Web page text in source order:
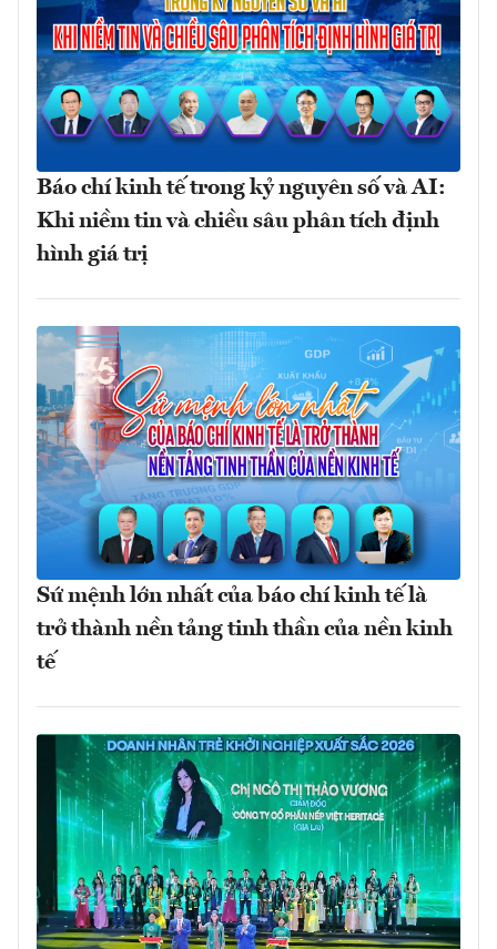
Báo chí kinh tế trong kỷ nguyên số và AI:
Khi niềm tin và chiều sâu phân tích định
hình giá trị
Sứ mệnh lớn nhất của báo chí kinh tế là
trở thành nền tảng tinh thần của nền kinh
tế